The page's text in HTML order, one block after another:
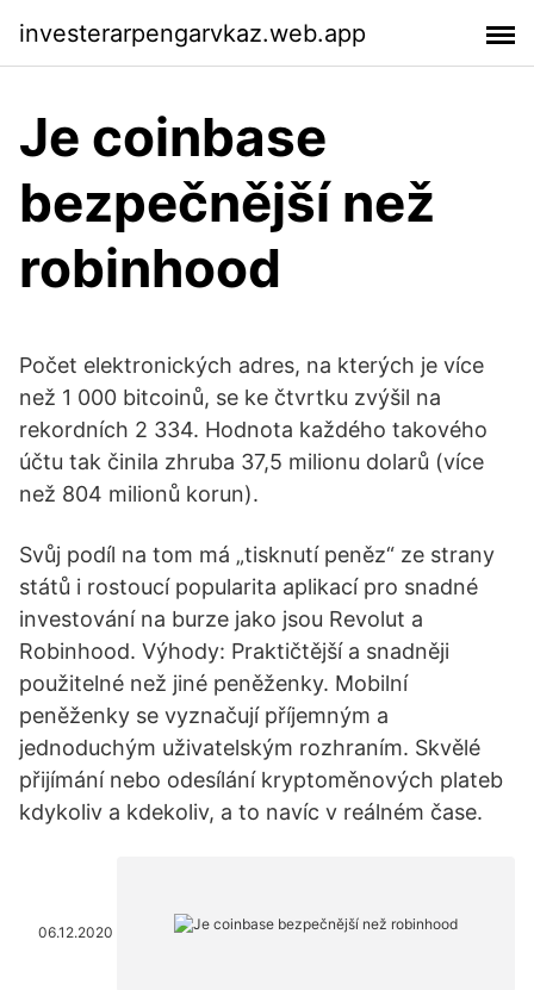
investerarpengarvkaz.web.app
Je coinbase
bezpečnější než
robinhood
Počet elektronických adres, na kterých je více
než 1 000 bitcoinů, se ke čtvrtku zvýšil na
rekordních 2 334. Hodnota každého takového
účtu tak činila zhruba 37,5 milionu dolarů (více
než 804 milionů korun).
Svůj podíl na tom má „tisknutí peněz“ ze strany
států i rostoucí popularita aplikací pro snadné
investování na burze jako jsou Revolut a
Robinhood. Výhody: Praktičtější a snadněji
použitelné než jiné peněženky. Mobilní
peněženky se vyznačují příjemným a
jednoduchým uživatelským rozhraním. Skvělé
přijímání nebo odesílání kryptoměnových plateb
kdykoliv a kdekoliv, a to navíc v reálném čase.
06.12.2020